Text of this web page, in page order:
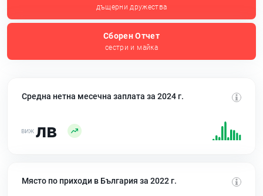
дъщерни дружества
Сборен Отчет
сестри и майка
Средна нетна месечна заплата за 2024 г.
лв
Място по приходи в България за 2022 г.